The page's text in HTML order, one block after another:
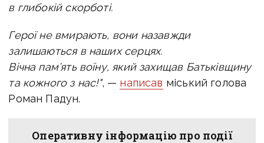
в глибокій скорботі.
Герої не вмирають, вони назавжди
залишаються в наших серцях.
Вічна пам’ять воїну, який захищав Батьківщину
та кожного з нас!", — написав міський голова
Роман Падун.
Оперативну інформацію про події